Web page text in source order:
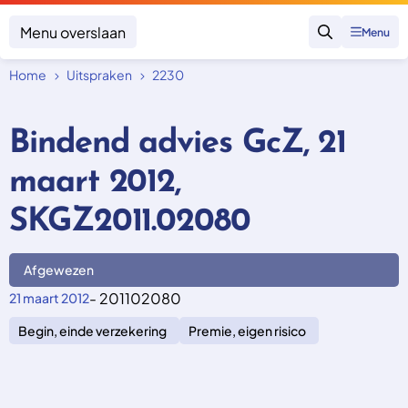
Menu overslaan
Zoeken
Menu
Onderwerpen
Zorgverzekering afsluiten
Zorgverzekering betalen
Vergoeding van zorg
Zorg in het buitenland
Geen zorgverzekering
Focus en impact
Uitspraken
Over SKGZ
Nieuws
Home Uitspraken 2230
Bindend advies GcZ, 21
maart 2012,
SKGZ2011.02080
Afgewezen
21 maart 2012- 201102080
Begin, einde verzekering Premie, eigen risico